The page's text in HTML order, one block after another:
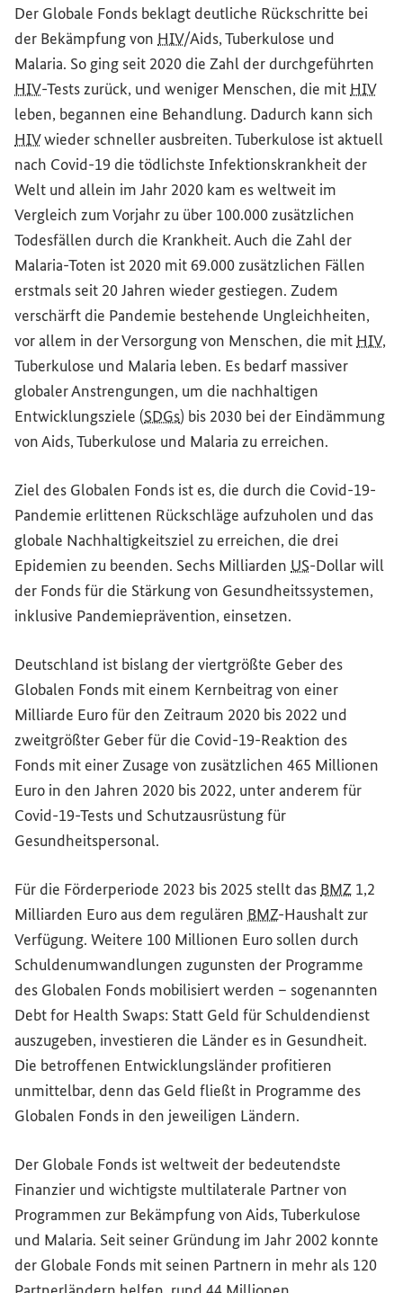
Der Globale Fonds beklagt deutliche Rückschritte bei
der Bekämpfung von HIV/Aids, Tuberkulose und
Malaria. So ging seit 2020 die Zahl der durchgeführten
HIV-Tests zurück, und weniger Menschen, die mit HIV
leben, begannen eine Behandlung. Dadurch kann sich
HIVwieder schneller ausbreiten. Tuberkulose ist aktuell
nach Covid-19 die tödlichste Infektionskrankheit der
Welt und allein im Jahr 2020 kam es weltweit im
Vergleich zum Vorjahr zu über 100.000 zusätzlichen
Todesfällen durch die Krankheit. Auch die Zahl der
Malaria-Toten ist 2020 mit 69.000 zusätzlichen Fällen
erstmals seit 20 Jahren wieder gestiegen. Zudem
verschärft die Pandemie bestehende Ungleichheiten,
vor allem in der Versorgung von Menschen, die mit HIV,
Tuberkulose und Malaria leben. Es bedarf massiver
globaler Anstrengungen, um die nachhaltigen
Entwicklungsziele (SDGs) bis 2030 bei der Eindämmung
von Aids, Tuberkulose und Malaria zu erreichen.
Ziel des Globalen Fonds ist es, die durch die Covid-19-
Pandemie erlittenen Rückschläge aufzuholen und das
globale Nachhaltigkeitsziel zu erreichen, die drei
Epidemien zu beenden. Sechs Milliarden US-Dollar will
der Fonds für die Stärkung von Gesundheitssystemen,
inklusive Pandemieprävention, einsetzen.
Deutschland ist bislang der viertgrößte Geber des
Globalen Fonds mit einem Kernbeitrag von einer
Milliarde Euro für den Zeitraum 2020 bis 2022 und
zweitgrößter Geber für die Covid-19-Reaktion des
Fonds mit einer Zusage von zusätzlichen 465 Millionen
Euro in den Jahren 2020 bis 2022, unter anderem für
Covid-19-Tests und Schutzausrüstung für
Gesundheitspersonal.
Für die Förderperiode 2023 bis 2025 stellt das BMZ 1,2
Milliarden Euro aus dem regulären BMZ-Haushalt zur
Verfügung. Weitere 100 Millionen Euro sollen durch
Schuldenumwandlungen zugunsten der Programme
des Globalen Fonds mobilisiert werden – sogenannten
Debt for Health Swaps: Statt Geld für Schuldendienst
auszugeben, investieren die Länder es in Gesundheit.
Die betroffenen Entwicklungsländer profitieren
unmittelbar, denn das Geld fließt in Programme des
Globalen Fonds in den jeweiligen Ländern.
Der Globale Fonds ist weltweit der bedeutendste
Finanzier und wichtigste multilaterale Partner von
Programmen zur Bekämpfung von Aids, Tuberkulose
und Malaria. Seit seiner Gründung im Jahr 2002 konnte
der Globale Fonds mit seinen Partnern in mehr als 120